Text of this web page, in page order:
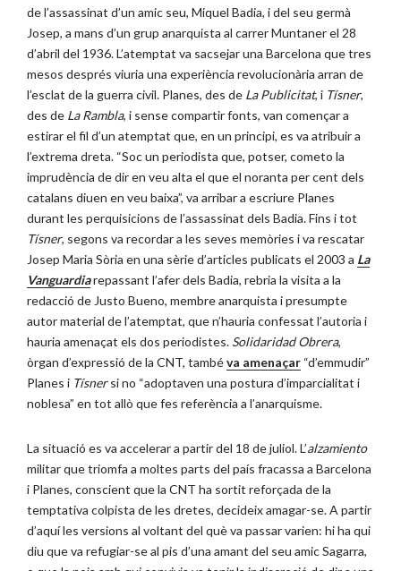
de l’assassinat d’un amic seu, Miquel Badia, i del seu germà
Josep, a mans d’un grup anarquista al carrer Muntaner el 28
d’abril del 1936. L’atemptat va sacsejar una Barcelona que tres
mesos després viuria una experiència revolucionària arran de
l’esclat de la guerra civil. Planes, des de La Publicitat, i Tísner,
des de La Rambla, i sense compartir fonts, van començar a
estirar el fil d’un atemptat que, en un principi, es va atribuir a
l’extrema dreta. “Soc un periodista que, potser, cometo la
imprudència de dir en veu alta el que el noranta per cent dels
catalans diuen en veu baixa”, va arribar a escriure Planes
durant les perquisicions de l’assassinat dels Badia. Fins i tot
Tísner, segons va recordar a les seves memòries i va rescatar
Josep Maria Sòria en una sèrie d’articles publicats el 2003 a La
Vanguardiarepassant l’afer dels Badia, rebria la visita a la
redacció de Justo Bueno, membre anarquista i presumpte
autor material de l’atemptat, que n’hauria confessat l’autoria i
hauria amenaçat els dos periodistes. Solidaridad Obrera,
òrgan d’expressió de la CNT, tambéva amenaçar “d’emmudir”
Planes i Tísnersi no “adoptaven una postura d’imparcialitat i
noblesa” en tot allò que fes referència a l’anarquisme.
La situació es va accelerar a partir del 18 de juliol. L’alzamiento
militar que triomfa a moltes parts del país fracassa a Barcelona
i Planes, conscient que la CNT ha sortit reforçada de la
temptativa colpista de les dretes, decideix amagar-se. A partir
d’aquí les versions al voltant del què va passar varien: hi ha qui
diu que va refugiar-se al pis d’una amant del seu amic Sagarra,